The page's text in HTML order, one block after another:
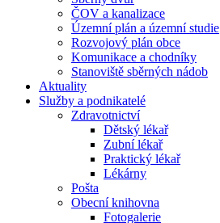
ČOV a kanalizace
Územní plán a územní studie
Rozvojový plán obce
Komunikace a chodníky
Stanoviště sběrných nádob
Aktuality
Služby a podnikatelé
Zdravotnictví
Dětský lékař
Zubní lékař
Praktický lékař
Lékárny
Pošta
Obecní knihovna
Fotogalerie